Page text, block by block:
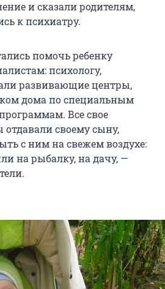
и сказали родителям,
к психиатру.
помочь ребенку
психологу,
развивающие центры,
дома по специальным
Все свое
своему сыну,
с ним на свежем воздухе:
на рыбалку, на дачу, —